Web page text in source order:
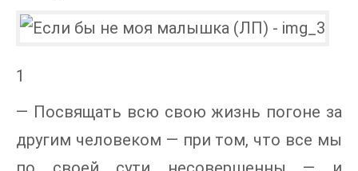
1
— Посвящать всю свою жизнь погоне за
другим человеком — при том, что все мы